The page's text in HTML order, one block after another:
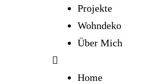
Projekte
Wohndeko
Über Mich
Home